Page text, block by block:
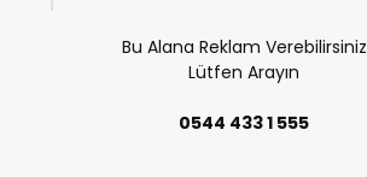
Bu Alana Reklam Verebilirsiniz
Lütfen Arayın
0544 433 1 555